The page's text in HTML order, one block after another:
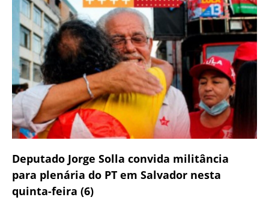
Deputado Jorge Solla convida militância
para plenária do PT em Salvador nesta
quinta-feira (6)